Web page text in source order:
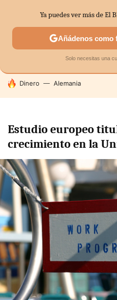
SECTORES ECONOMÍA
HOY SE HABLA DE
Dinero Alemania
Estudio europeo
crecimiento en la
Ya puedes ver más de El
Añádenos como
Solo necesitas una